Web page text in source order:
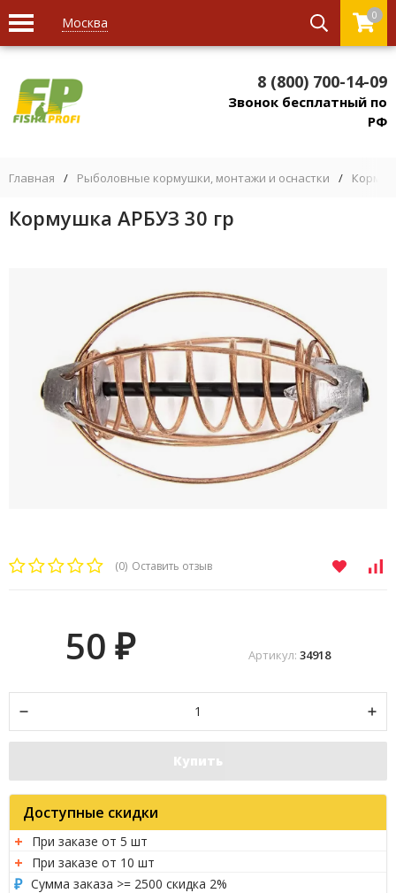
Москва 0
8 (800) 700-14-09
Звонок бесплатный по
РФ
Главная / Рыболовные кормушки, монтажи и оснастки /
Кормушка АРБУЗ 30 гр
(0) Оставить отзыв
Артикул:34918
50 ₽
Купить
Доступные скидки
При заказе от 5 шт
При заказе от 10 шт
Сумма заказа >= 2500 скидка 2%